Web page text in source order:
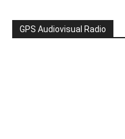
GPS Audiovisual Radio